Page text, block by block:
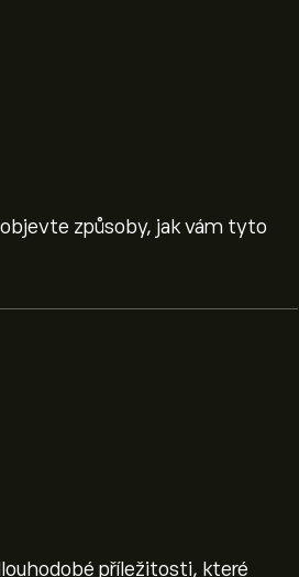
způsoby, jak vám tyto
příležitosti, které
ETF je 148.250‎€‎